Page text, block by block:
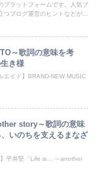
プラットフォームです。人気ブ
つブログ運営のヒントなどが満
～歌詞の意味を考
き様
エイド】BRAND-NEW MUSIC
story～歌詞の意味
いのちを支えるまなざ
】平井堅「Life is… ～another